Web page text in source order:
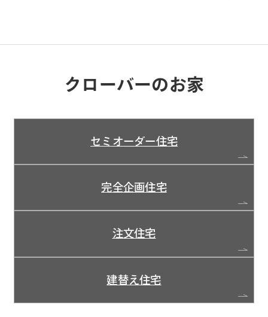
クローバーのお家
セミオーダー住宅
完全企画住宅
注文住宅
建替え住宅